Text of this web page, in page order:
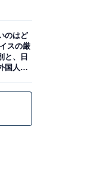
のはど
スの厳
と、日
国人政